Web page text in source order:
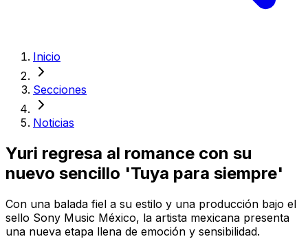
Inicio
Secciones
Noticias
Yuri regresa al romance con su
nuevo sencillo 'Tuya para siempre'
Con una balada fiel a su estilo y una producción bajo el
sello Sony Music México, la artista mexicana presenta
una nueva etapa llena de emoción y sensibilidad.